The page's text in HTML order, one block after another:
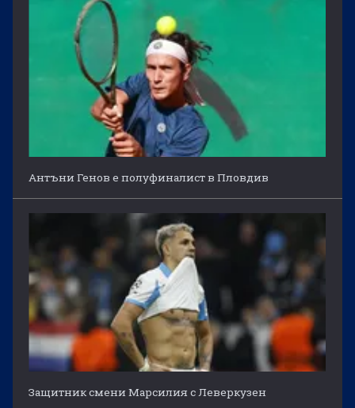
Антъни Генов е полуфиналист в Пловдив
Защитник смени Марсилия с Леверкузен